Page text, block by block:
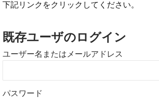
下記リンクをクリックしてください。
既存ユーザのログイン
ユーザー名またはメールアドレス
パスワード